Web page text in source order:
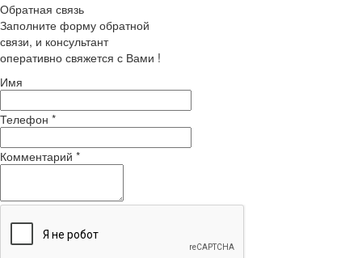
Обратная связь
Заполните форму обратной
связи, и консультант
оперативно свяжется с Вами !
Имя
Телефон *
Комментарий *